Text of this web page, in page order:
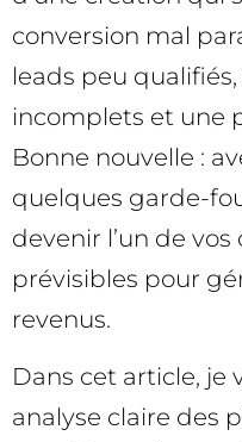
conversion mal
leads peu
incomplets et une
Bonne nouvelle :
quelques garde-
devenir l’un de
prévisibles pour
revenus.
Dans cet article, je
analyse claire des